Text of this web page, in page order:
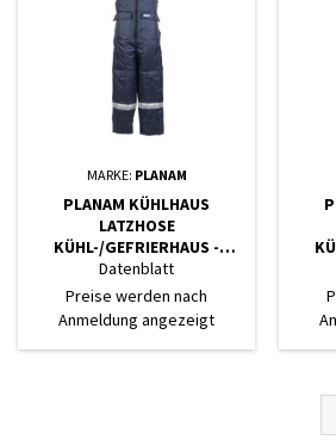
MARKE: PLANAM
PLANAM KÜHLHAUS
LATZHOSE
KÜHL-/GEFRIERHAUS -
MARINE, INNENFUTTER ROT
Datenblatt
Preise werden nach
Anmeldung angezeigt